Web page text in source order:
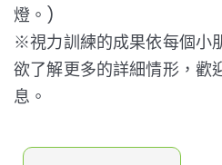
燈。)
※視力訓練的成果依每個小
欲了解更多的詳細情形，歡
息。